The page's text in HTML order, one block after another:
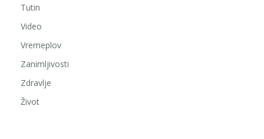
Tutin
Video
Vremeplov
Zanimljivosti
Zdravlje
Život